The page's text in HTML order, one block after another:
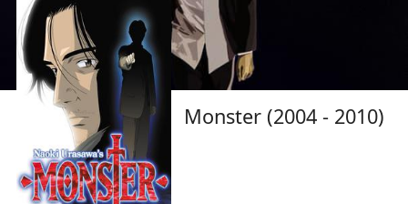
Monster (2004 - 2010)